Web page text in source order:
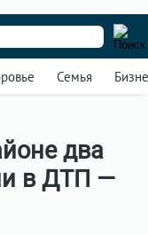
Семья
два
в ДТП —